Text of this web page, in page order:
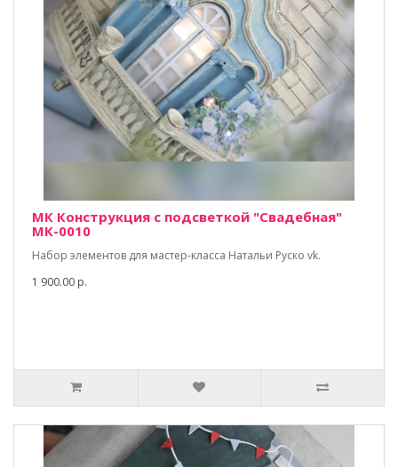
МК Конструкция с подсветкой "Свадебная"
МК-0010
Набор элементов для мастер-класса Натальи Руско vk.
1 900.00 р.